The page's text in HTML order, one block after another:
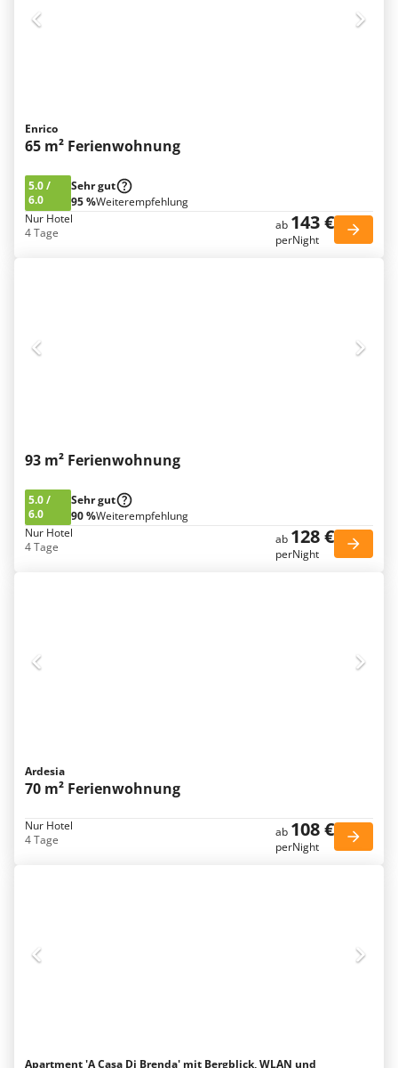
Enrico
65 m² Ferienwohnung
5.0/
6.0
Sehr gut
95 %Weiterempfehlung
Nur Hotel
4 Tage
ab 143 €
perNight
93 m² Ferienwohnung
5.0/
6.0
Sehr gut
90 %Weiterempfehlung
Nur Hotel
4 Tage
ab 128 €
perNight
Ardesia
70 m² Ferienwohnung
Nur Hotel
4 Tage
ab 108 €
perNight
Apartment 'A Casa Di Brenda' mit Bergblick, WLAN und